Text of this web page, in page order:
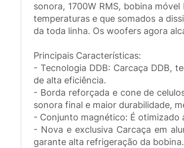
sonora, 1700W RMS, bobina
temperaturas e que somados a
da toda linha. Os woofers agora
Principais Características:
- Tecnologia DDB: Carcaça DDB,
de alta eficiência.
- Borda reforçada e cone de
sonora final e maior durabilidade,
- Conjunto magnético: É
- Nova e exclusiva Carcaça em
garante alta refrigeração da bobina.